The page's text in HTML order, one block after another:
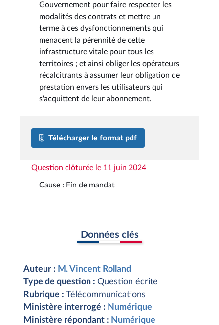
Gouvernement pour faire respecter les
modalités des contrats et mettre un
terme à ces dysfonctionnements qui
menacent la pérennité de cette
infrastructure vitale pour tous les
territoires ; et ainsi obliger les opérateurs
récalcitrants à assumer leur obligation de
prestation envers les utilisateurs qui
s'acquittent de leur abonnement.
Télécharger le format pdf
Question clôturée le 11 juin 2024
Cause : Fin de mandat
Données clés
Auteur : M. Vincent Rolland
Type de question : Question écrite
Rubrique : Télécommunications
Ministère interrogé : Numérique
Ministère répondant : Numérique